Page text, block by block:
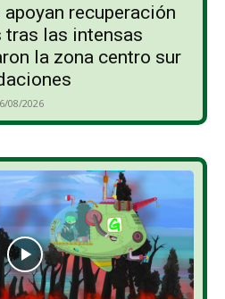
recuperación
tras las intensas
la zona centro sur
08/2026